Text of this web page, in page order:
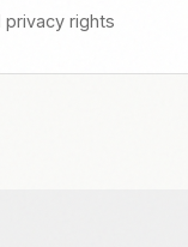
privacy rights